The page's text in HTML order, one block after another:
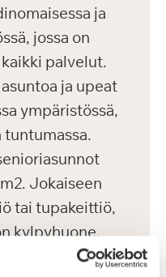
ja
jossa on
palvelut.
ja upeat
ympäristössä,
tuntumassa.
Jokaiseen
tai tupakeittiö,
kylpyhuone,
Meillä asut